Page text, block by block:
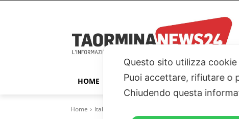
HOME TAORMINA ITALIA – ESTERI
Home Italia - Esteri
Questo sito utilizza
Puoi accettare, rifiutare o
Chiudendo questa